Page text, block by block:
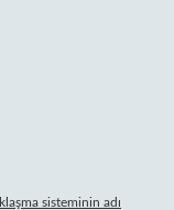
sisteminin adı